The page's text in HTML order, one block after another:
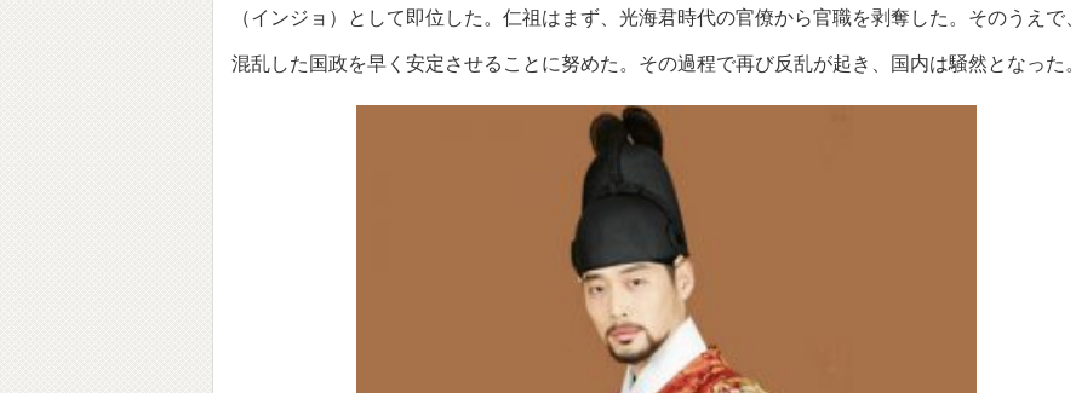
（インジョ）として即位した。仁祖はまず、光海君時代の官僚から官職を剥奪した。そのうえで、
混乱した国政を早く安定させることに努めた。その過程で再び反乱が起き、国内は騒然となった。